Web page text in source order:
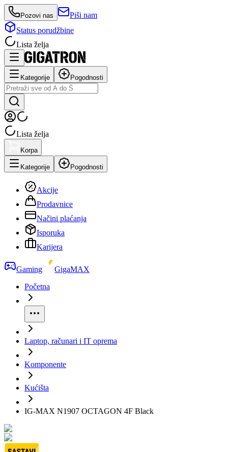
Pozovi nas
Piši nam
Status porudžbine
Lista želja
Kategorije Pogodnosti
Lista želja
Korpa
Kategorije Pogodnosti
Akcije
Prodavnice
Načini plaćanja
Isporuka
Karijera
Gaming
GigaMAX
Početna
Laptop, računari i IT oprema
Komponente
Kućišta
IG-MAX N1907 OCTAGON 4F Black